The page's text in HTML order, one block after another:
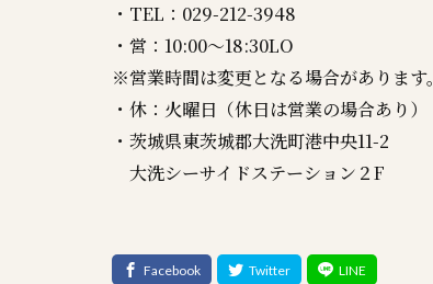
・TEL：029-212-3948
・営：10:00～18:30LO
※営業時間は変更となる場合があります。
・休：火曜日（休日は営業の場合あり）
・茨城県東茨城郡大洗町港中央11-2
大洗シーサイドステーション２F